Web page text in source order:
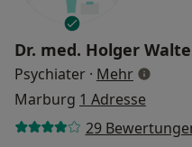
Dr. med. Holger
Psychiater · Mehrüber
Marburg 1 Adresse
29